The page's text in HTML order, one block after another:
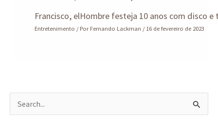
Francisco, elHombre festeja 10 anos com disco e
Entretenimento / PorFernando Lackman /16 de fevereiro de 2023